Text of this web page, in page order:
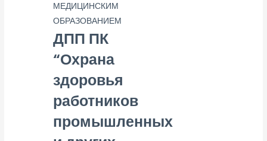
МЕДИЦИНСКИМ
ОБРАЗОВАНИЕМ
ДПП ПК
“Охрана
здоровья
работников
промышленных